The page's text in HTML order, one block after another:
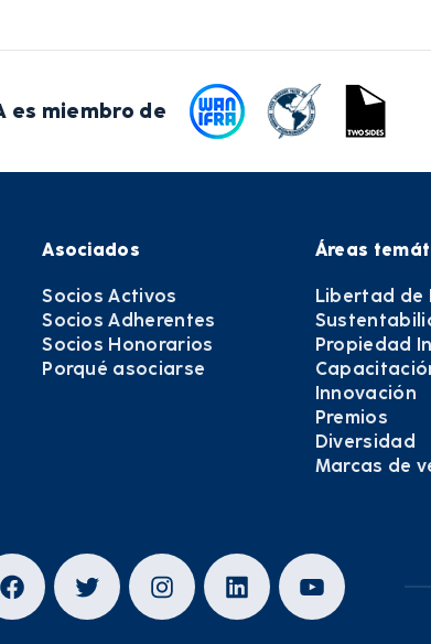
es miembro de
Asociados
Socios Activos
Socios Adherentes
Socios Honorarios
Porqué asociarse
Áreas
Libertad de
Propiedad
Innovación
Premios
Diversidad
Marcas de
Facebook
TwitterInstagram
LinkedInYouTube